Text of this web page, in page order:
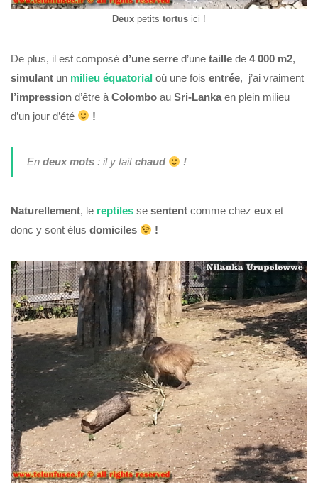
Deux petits tortus ici !
De plus, il est composé d’une serre d’une taille de 4 000 m2,
simulant un milieu équatorial où une fois entrée, j’ai vraiment
l’impression d’être à Colombo au Sri-Lanka en plein milieu
d’un jour d’été
!
En deux mots: il y faitchaud !
Naturellement, le reptiles se sentent comme chez eux et
donc y sont élus domiciles !